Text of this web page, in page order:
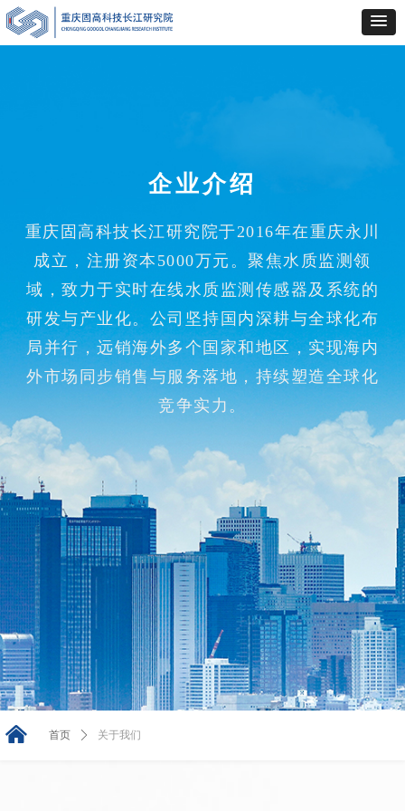
낀 首页 ꄲ 关于我们
企业介绍
重庆固高科技长江研究院于2016年在重庆永川
成立，注册资本5000万元。聚焦水质监测领
域，致力于实时在线水质监测传感器及系统的
研发与产业化。公司坚持国内深耕与全球化布
局并行，远销海外多个国家和地区，实现海内
外市场同步销售与服务落地，持续塑造全球化
竞争实力。